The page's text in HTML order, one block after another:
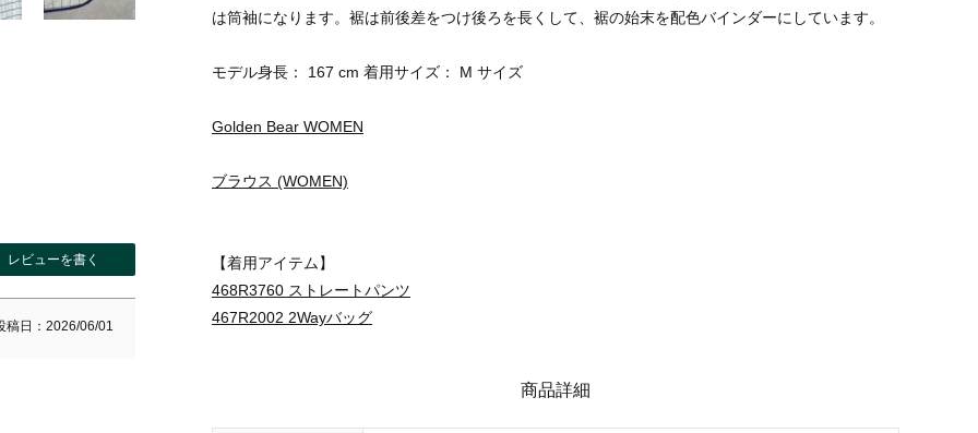
稿日 2026/06/01
レビューを書く
は筒袖になります。裾は前後差をつけ後ろを長くして、裾の始末を配色バインダーにしています。
モデル身長： 167 cm 着用サイズ： M サイズ
Golden Bear WOMEN
ブラウス (WOMEN)
【着用アイテム】
468R3760 ストレートパンツ
467R2002 2Wayバッグ
商品詳細